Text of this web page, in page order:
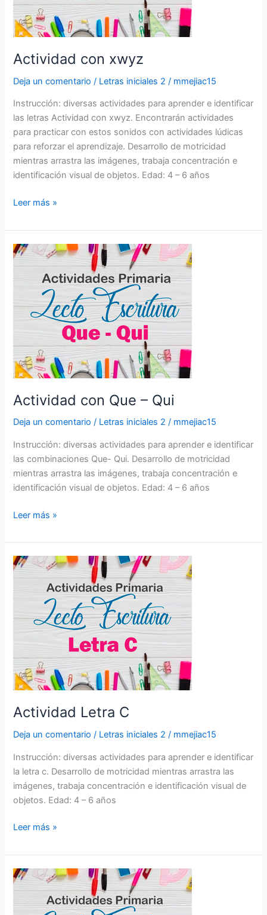
Actividad con xwyz
Deja un comentario / Letras iniciales 2 / mmejiac15
Instrucción: diversas actividades para aprender e identificar
las letras Actividad con xwyz. Encontrarán actividades
para practicar con estos sonidos con actividades lúdicas
para reforzar el aprendizaje. Desarrollo de motricidad
mientras arrastra las imágenes, trabaja concentración e
identificación visual de objetos. Edad: 4 – 6 años
Leer más »
Actividad con Que – Qui
Deja un comentario / Letras iniciales 2 / mmejiac15
Instrucción: diversas actividades para aprender e identificar
las combinaciones Que- Qui. Desarrollo de motricidad
mientras arrastra las imágenes, trabaja concentración e
identificación visual de objetos. Edad: 4 – 6 años
Actividad
con
Que
Qui
Leer más »
Actividad Letra C
Deja un comentario / Letras iniciales 2 / mmejiac15
Instrucción: diversas actividades para aprender e identificar
la letra c. Desarrollo de motricidad mientras arrastra las
imágenes, trabaja concentración e identificación visual de
objetos. Edad: 4 – 6 años
Actividad
Letra
C
Leer más »
Actividad
Letra
T